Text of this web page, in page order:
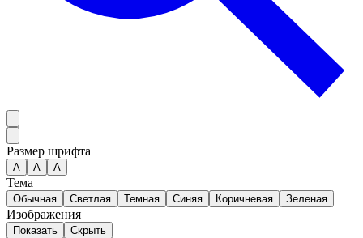
Размер шрифта
А A A
Тема
Обычная Светлая Темная Синяя Коричневая Зеленая
Изображения
Показать Скрыть